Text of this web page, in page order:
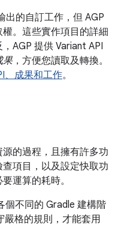
出的自訂工作，但 AGP
。這些實作項目的詳細
AGP 提供 Variant API
果，方便您讀取及轉換。
、成果和工作。
的過程，且擁有許多功
項目，以及設定快取功
運算的耗時。
個不同的 Gradle 建構階
嚴格的規則，才能套用